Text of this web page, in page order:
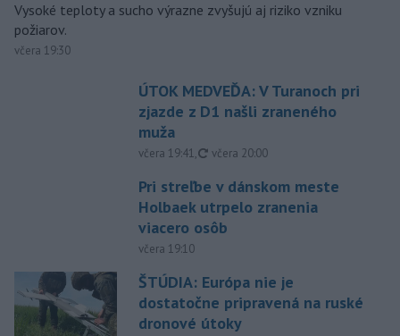
Vysoké teploty a sucho výrazne zvyšujú aj riziko vzniku
požiarov.
včera 19:30
ÚTOK MEDVEĎA: V Turanoch pri
zjazde z D1 našli zraneného
muža
včera 19:41, aktualizované
včera 20:00
Pri streľbe v dánskom meste
Holbaek utrpelo zranenia
viacero osôb
včera 19:10
ŠTÚDIA: Európa nie je
dostatočne pripravená na ruské
dronové útoky